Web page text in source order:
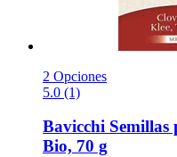
2 Opciones
5.0 (1)
Bavicchi Semillas
Bio, 70 g